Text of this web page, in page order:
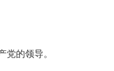
党的领导。